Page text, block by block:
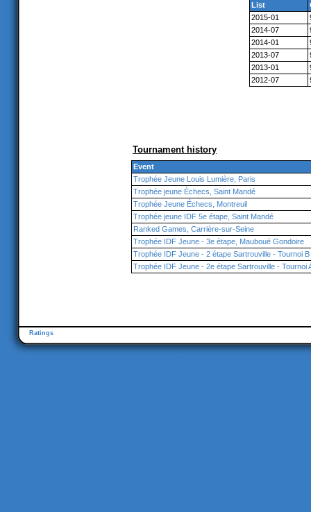
List
2015-01
2014-07
2014-01
2013-07
2013-01
2012-07
Tournament history
Event
Trophée Jeune Louis Lumière, Paris
Trophée jeune Échecs, Saint Mandé
Trophée Jeune Échecs, Montreuil
Trophée jeune IDF 5e étape, Saint Mandé
Ranked Games, Carrière-sur-Seine
Trophée IDF Jeune - 3e étape, Mauboué Gondoire
Trophée IDF Jeune - 2 étape Sartrouville - Tournoi B
Trophée IDF Jeune - 2e étape Sartrouville - Tournoi
Ratings